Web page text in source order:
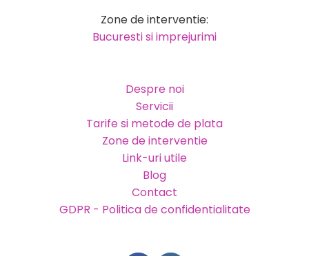
Zone de interventie:
Bucuresti si imprejurimi
Despre noi
Servicii
Tarife si metode de plata
Zone de interventie
Link-uri utile
Blog
Contact
GDPR - Politica de confidentialitate